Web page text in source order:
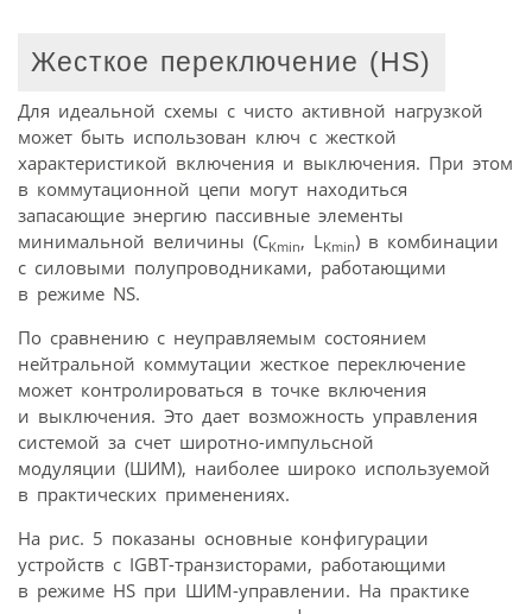
Жесткое переключение (HS)
Для идеальной схемы с чисто активной нагрузкой
может быть использован ключ с жесткой
характеристикой включения и выключения. При этом
в коммутационной цепи могут находиться
запасающие энергию пассивные элементы
минимальной величины (CKmin, L Kmin) в комбинации
с силовыми полупроводниками, работающими
в режиме NS.
По сравнению с неуправляемым состоянием
нейтральной коммутации жесткое переключение
может контролироваться в точке включения
и выключения. Это дает возможность управления
системой за счет широтно-импульсной
модуляции (ШИМ), наиболее широко используемой
в практических применениях.
На рис. 5 показаны основные конфигурации
устройств с IGBT-транзисторами, работающими
в режиме HS при ШИМ-управлении. На практике